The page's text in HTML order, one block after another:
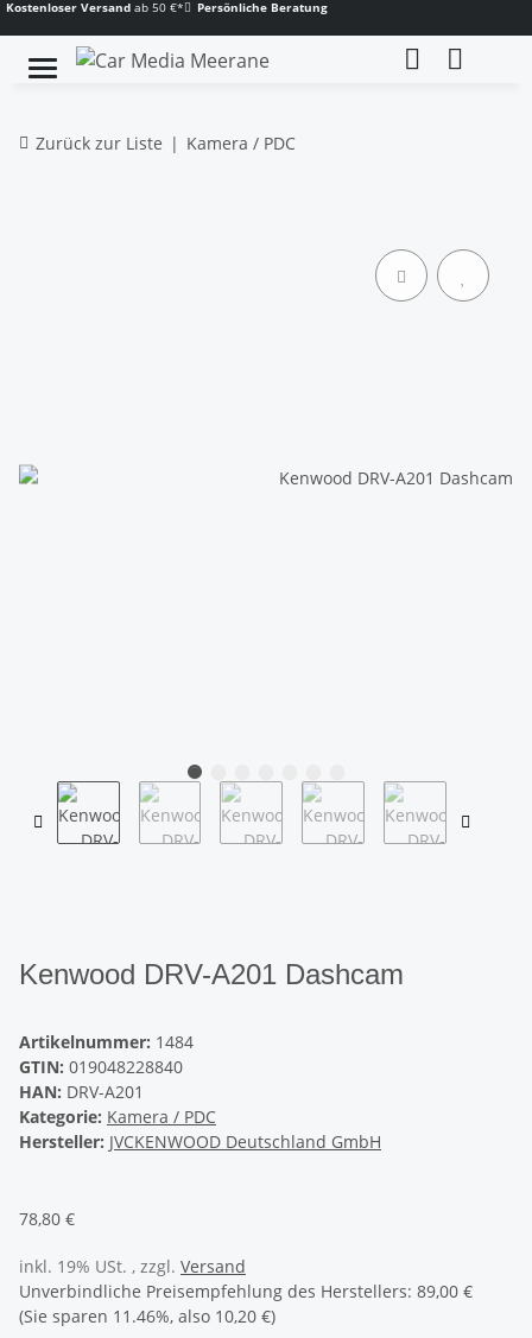
Kostenloser Versand ab 50 €* Persönliche Beratung
Zurück zur Liste Kamera / PDC
Kenwood DRV-A201 Dashcam
Artikelnummer: 1484
GTIN: 019048228840
HAN: DRV-A201
Kategorie: Kamera / PDC
Hersteller: JVCKENWOOD Deutschland GmbH
78,80 €
inkl. 19% USt. , zzgl. Versand
Unverbindliche Preisempfehlung des Herstellers: 89,00 €
(Sie sparen 11.46%, also 10,20 €)